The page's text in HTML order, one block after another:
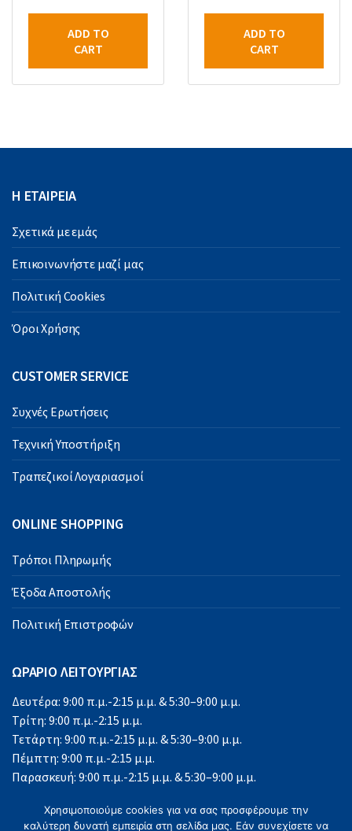
ADD TO
CART
ADD TO
CART
Η ΕΤΑΙΡΕΙΑ
Σχετικά με εμάς
Επικοινωνήστε μαζί μας
Πολιτική Cookies
Όροι Χρήσης
CUSTOMER SERVICE
Συχνές Ερωτήσεις
Τεχνική Υποστήριξη
Τραπεζικοί Λογαριασμοί
ONLINE SHOPPING
Τρόποι Πληρωμής
Έξοδα Αποστολής
Πολιτική Επιστροφών
ΩΡΑΡΙΟ ΛΕΙΤΟΥΡΓΙΑΣ
Δευτέρα: 9:00 π.μ.-2:15 μ.μ. & 5:30–9:00 μ.μ.
Τρίτη: 9:00 π.μ.-2:15 μ.μ.
Τετάρτη: 9:00 π.μ.-2:15 μ.μ. & 5:30–9:00 μ.μ.
Πέμπτη: 9:00 π.μ.-2:15 μ.μ.
Παρασκευή: 9:00 π.μ.-2:15 μ.μ. & 5:30–9:00 μ.μ.
Κυριακή: Κλειστά
Χρησιμοποιούμε cookies για να σας προσφέρουμε την
καλύτερη δυνατή εμπειρία στη σελίδα μας. Εάν συνεχίσετε να